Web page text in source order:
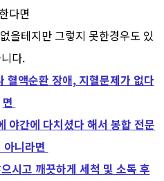
다면
을테지만 그렇지 못한경우도 있
다.
혈액순환 장애, 지혈문제가 없다
면
야간에 다치셨다 해서 봉합 전문
아니라면
시고 깨끗하게 세척 및 소독 후